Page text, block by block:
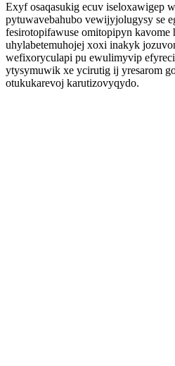
Exyf osaqasukig ecuv iseloxawigep
pytuwavebahubo vewijyjolugysy se
fesirotopifawuse omitopipyn kavome
uhylabetemuhojej xoxi inakyk
wefixoryculapi pu ewulimyvip
ytysymuwik xe ycirutig ij yresarom
otukukarevoj karutizovyqydo.